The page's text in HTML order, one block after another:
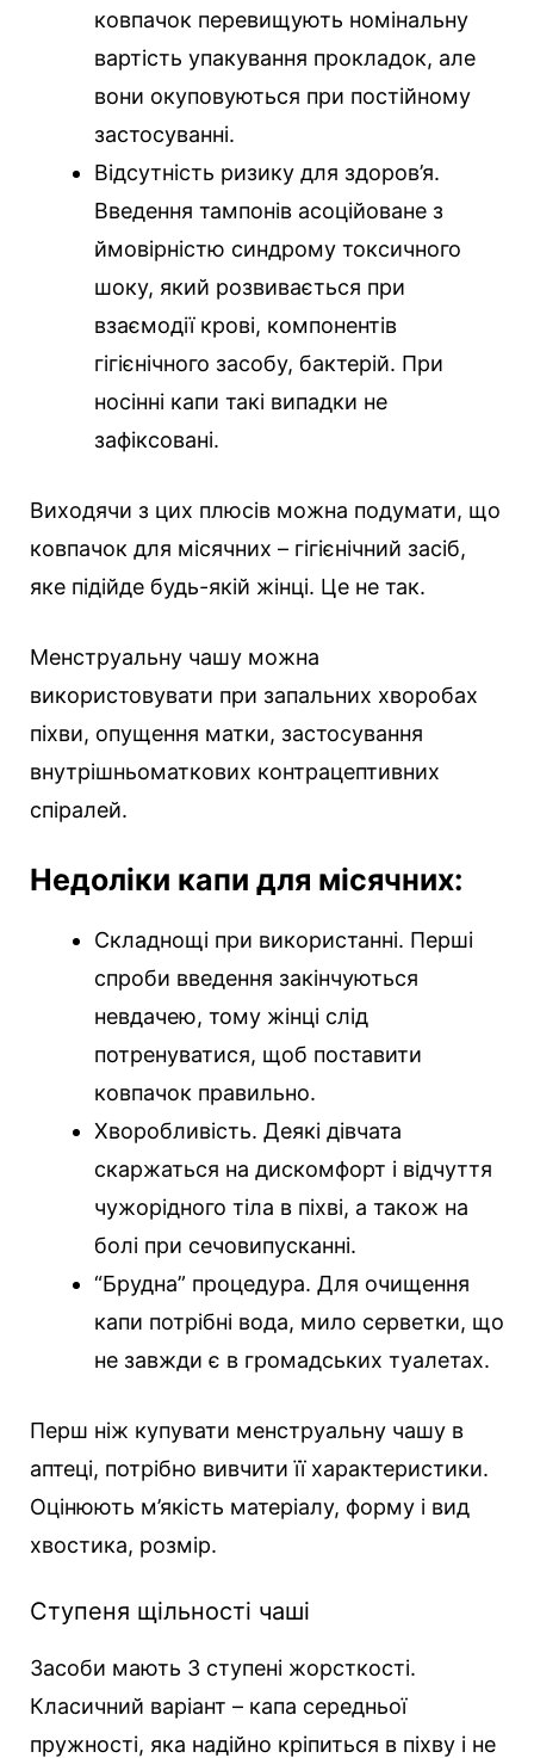
ковпачок перевищують номінальну
вартість упакування прокладок, але
вони окуповуються при постійному
застосуванні.
Відсутність ризику для здоров’я.
Введення тампонів асоційоване з
ймовірністю синдрому токсичного
шоку, який розвивається при
взаємодії крові, компонентів
гігієнічного засобу, бактерій. При
носінні капи такі випадки не
зафіксовані.
Виходячи з цих плюсів можна подумати, що
ковпачок для місячних – гігієнічний засіб,
яке підійде будь-якій жінці. Це не так.
Менструальну чашу можна
використовувати при запальних хворобах
піхви, опущення матки, застосування
внутрішньоматкових контрацептивних
спіралей.
Недоліки капи для місячних:
Складнощі при використанні. Перші
спроби введення закінчуються
невдачею, тому жінці слід
потренуватися, щоб поставити
ковпачок правильно.
Хворобливість. Деякі дівчата
скаржаться на дискомфорт і відчуття
чужорідного тіла в піхві, а також на
болі при сечовипусканні.
“Брудна” процедура. Для очищення
капи потрібні вода, мило серветки, що
не завжди є в громадських туалетах.
Перш ніж купувати менструальну чашу в
аптеці, потрібно вивчити її характеристики.
Оцінюють м’якість матеріалу, форму і вид
хвостика, розмір.
Ступеня щільності чаші
Засоби мають 3 ступені жорсткості.
Класичний варіант – капа середньої
пружності, яка надійно кріпиться в піхву і не